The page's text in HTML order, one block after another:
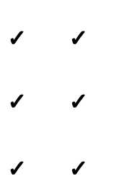
✓ ✓
✓ ✓
✓ ✓